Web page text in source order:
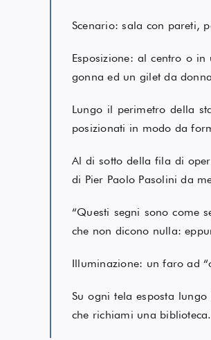
Scenario: sala con pareti,
Esposizione: al centro o
gonna ed un gilet da
Lungo il perimetro della
posizionati in modo da
Al di sotto della fila di
di Pier Paolo Pasolini da
“Questi segni sono come
che non dicono nulla:
Illuminazione: un faro ad
Su ogni tela esposta
che richiami una biblioteca.